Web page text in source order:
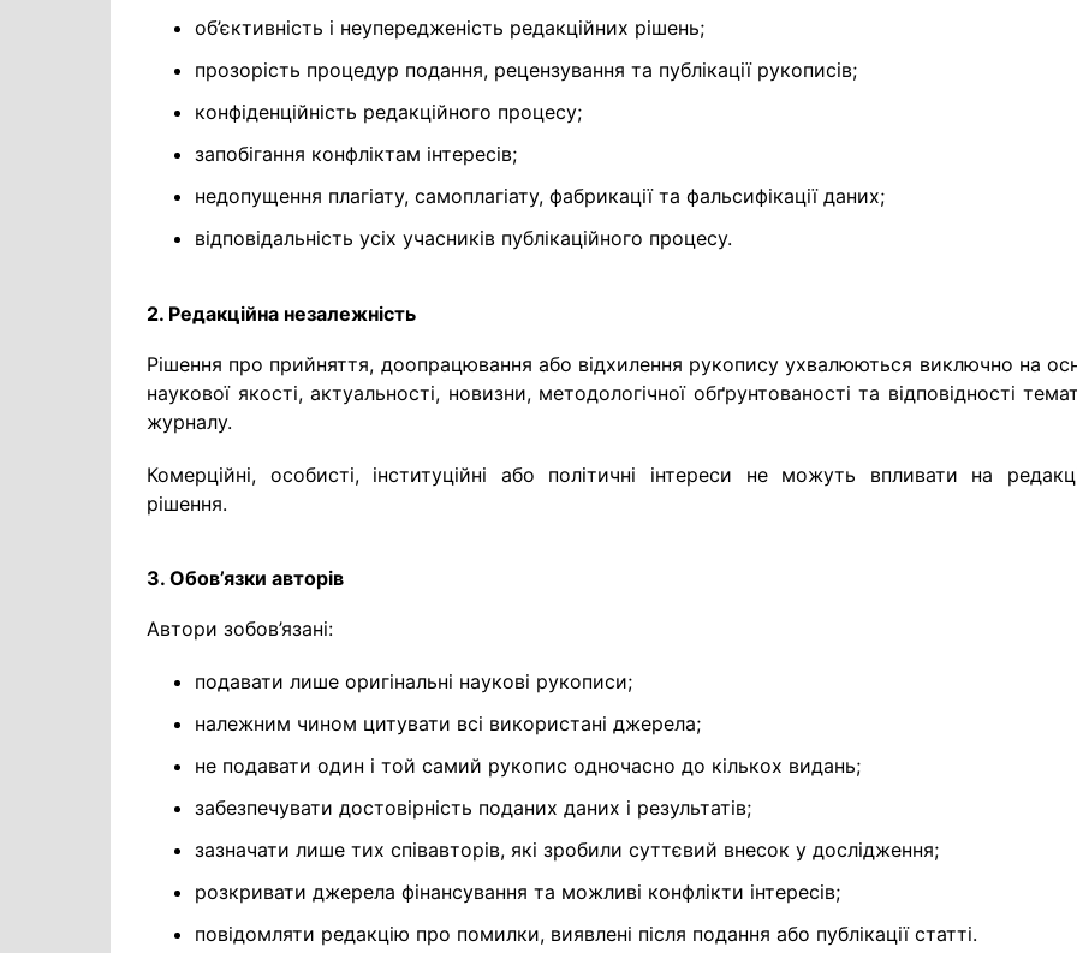
об’єктивність і неупередженість редакційних рішень;
прозорість процедур подання, рецензування та публікації рукописів;
конфіденційність редакційного процесу;
запобігання конфліктам інтересів;
недопущення плагіату, самоплагіату, фабрикації та фальсифікації даних;
відповідальність усіх учасників публікаційного процесу.
2. Редакційна незалежність
Рішення про прийняття, доопрацювання або відхилення рукопису ухвалюються виключно на
наукової якості, актуальності, новизни, методологічної обґрунтованості та відповідності
журналу.
Комерційні, особисті, інституційні або політичні інтереси не можуть впливати на
рішення.
3. Обов’язки авторів
Автори зобов’язані:
подавати лише оригінальні наукові рукописи;
належним чином цитувати всі використані джерела;
не подавати один і той самий рукопис одночасно до кількох видань;
забезпечувати достовірність поданих даних і результатів;
зазначати лише тих співавторів, які зробили суттєвий внесок у дослідження;
розкривати джерела фінансування та можливі конфлікти інтересів;
повідомляти редакцію про помилки, виявлені після подання або публікації статті.